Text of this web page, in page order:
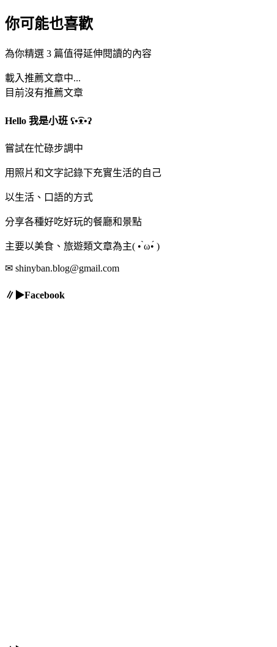
你可能也喜歡
為你精選 3 篇值得延伸閱讀的內容
載入推薦文章中...
目前沒有推薦文章
Hello 我是小班 ʕ•͡ᴥ•ʔ
嘗試在忙碌步調中
用照片和文字記錄下充實生活的自己
以生活、口語的方式
分享各種好吃好玩的餐廳和景點
主要以美食、旅遊類文章為主( • ̀ω•́ )
✉ shinyban.blog@gmail.com
∥▶Facebook